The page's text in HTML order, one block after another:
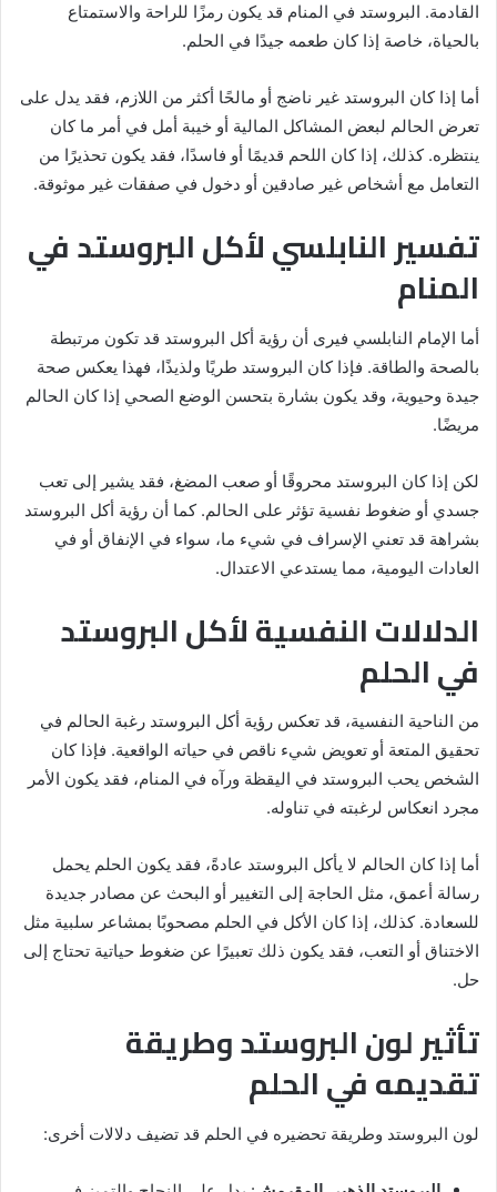
القادمة. البروستد في المنام قد يكون رمزًا للراحة والاستمتاع
بالحياة، خاصة إذا كان طعمه جيدًا في الحلم.
أما إذا كان البروستد غير ناضج أو مالحًا أكثر من اللازم، فقد يدل على
تعرض الحالم لبعض المشاكل المالية أو خيبة أمل في أمر ما كان
ينتظره. كذلك، إذا كان اللحم قديمًا أو فاسدًا، فقد يكون تحذيرًا من
التعامل مع أشخاص غير صادقين أو دخول في صفقات غير موثوقة.
تفسير النابلسي لأكل البروستد في
المنام
أما الإمام النابلسي فيرى أن رؤية أكل البروستد قد تكون مرتبطة
بالصحة والطاقة. فإذا كان البروستد طريًا ولذيذًا، فهذا يعكس صحة
جيدة وحيوية، وقد يكون بشارة بتحسن الوضع الصحي إذا كان الحالم
مريضًا.
لكن إذا كان البروستد محروقًا أو صعب المضغ، فقد يشير إلى تعب
جسدي أو ضغوط نفسية تؤثر على الحالم. كما أن رؤية أكل البروستد
بشراهة قد تعني الإسراف في شيء ما، سواء في الإنفاق أو في
العادات اليومية، مما يستدعي الاعتدال.
الدلالات النفسية لأكل البروستد
في الحلم
من الناحية النفسية، قد تعكس رؤية أكل البروستد رغبة الحالم في
تحقيق المتعة أو تعويض شيء ناقص في حياته الواقعية. فإذا كان
الشخص يحب البروستد في اليقظة ورآه في المنام، فقد يكون الأمر
مجرد انعكاس لرغبته في تناوله.
أما إذا كان الحالم لا يأكل البروستد عادةً، فقد يكون الحلم يحمل
رسالة أعمق، مثل الحاجة إلى التغيير أو البحث عن مصادر جديدة
للسعادة. كذلك، إذا كان الأكل في الحلم مصحوبًا بمشاعر سلبية مثل
الاختناق أو التعب، فقد يكون ذلك تعبيرًا عن ضغوط حياتية تحتاج إلى
حل.
تأثير لون البروستد وطريقة
تقديمه في الحلم
لون البروستد وطريقة تحضيره في الحلم قد تضيف دلالات أخرى: